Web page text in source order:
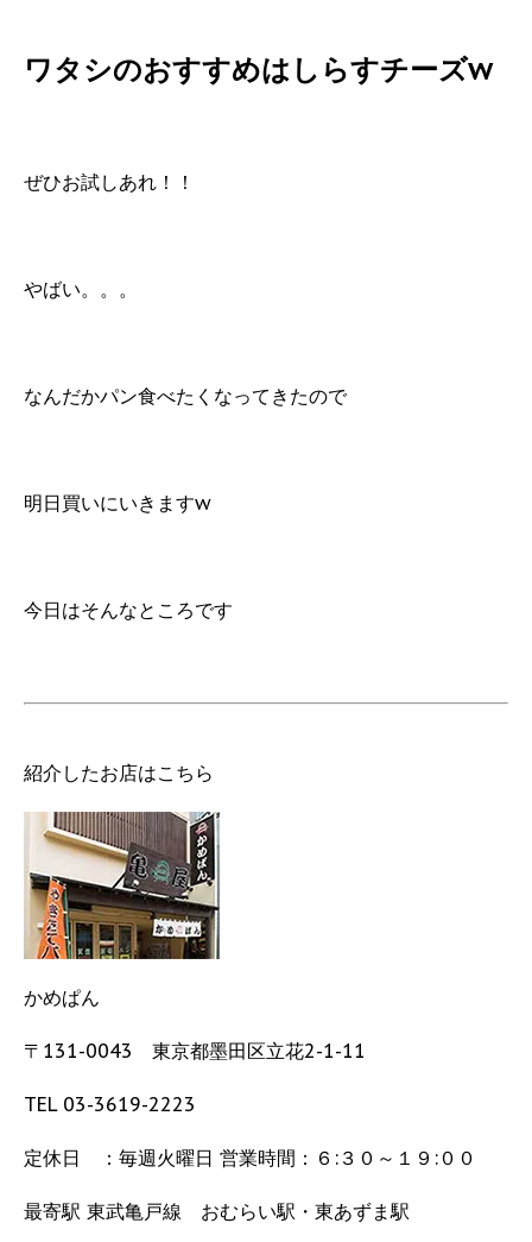
ワタシのおすすめはしらすチーズw
ぜひお試しあれ！！
やばい。。。
なんだかパン食べたくなってきたので
明日買いにいきますw
今日はそんなところです
紹介したお店はこちら
かめぱん
〒131-0043 東京都墨田区立花2-1-11
TEL 03-3619-2223
定休日 ：毎週火曜日 営業時間：６:３０～１９:００
最寄駅 東武亀戸線 おむらい駅・東あずま駅